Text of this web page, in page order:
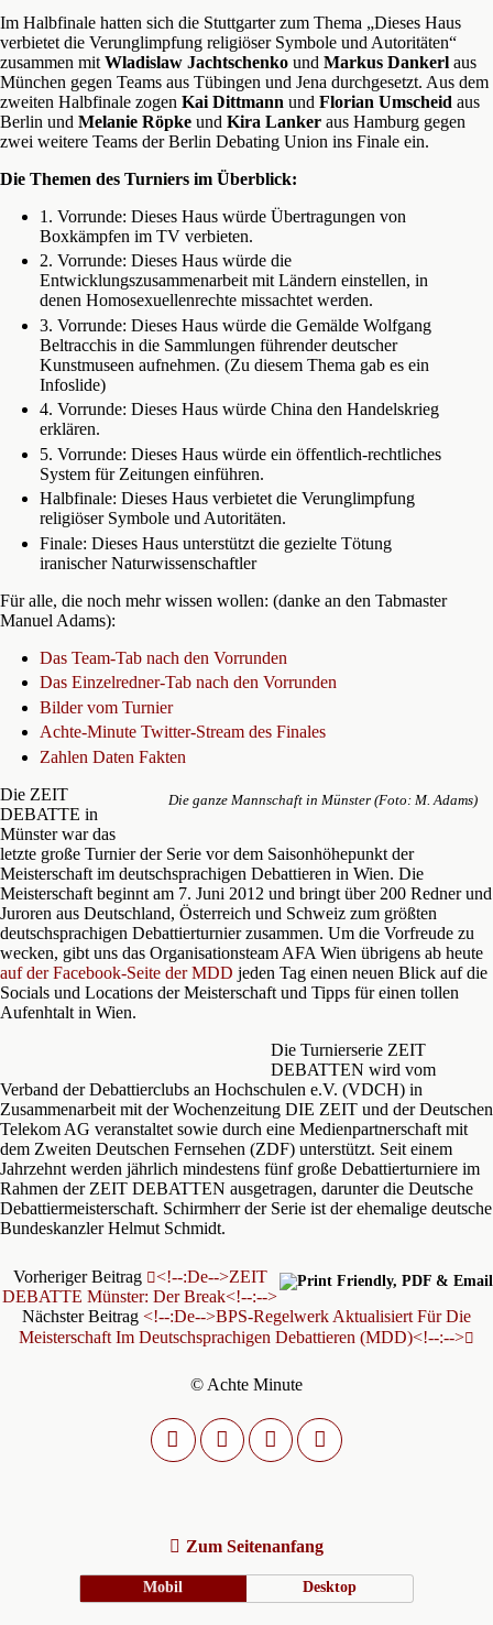
Im Halbfinale hatten sich die Stuttgarter zum Thema „Dieses Haus
verbietet die Verunglimpfung religiöser Symbole und Autoritäten“
zusammen mit Wladislaw Jachtschenko und Markus Dankerl aus
München gegen Teams aus Tübingen und Jena durchgesetzt. Aus dem
zweiten Halbfinale zogen Kai Dittmann und Florian Umscheid aus
Berlin und Melanie Röpke und Kira Lanker aus Hamburg gegen
zwei weitere Teams der Berlin Debating Union ins Finale ein.
Die Themen des Turniers im Überblick:
1. Vorrunde: Dieses Haus würde Übertragungen von
Boxkämpfen im TV verbieten.
2. Vorrunde: Dieses Haus würde die
Entwicklungszusammenarbeit mit Ländern einstellen, in
denen Homosexuellenrechte missachtet werden.
3. Vorrunde: Dieses Haus würde die Gemälde Wolfgang
Beltracchis in die Sammlungen führender deutscher
Kunstmuseen aufnehmen. (Zu diesem Thema gab es ein
Infoslide)
4. Vorrunde: Dieses Haus würde China den Handelskrieg
erklären.
5. Vorrunde: Dieses Haus würde ein öffentlich-rechtliches
System für Zeitungen einführen.
Halbfinale: Dieses Haus verbietet die Verunglimpfung
religiöser Symbole und Autoritäten.
Finale: Dieses Haus unterstützt die gezielte Tötung
iranischer Naturwissenschaftler
Für alle, die noch mehr wissen wollen: (danke an den Tabmaster
Manuel Adams):
Das Team-Tab nach den Vorrunden
Das Einzelredner-Tab nach den Vorrunden
Bilder vom Turnier
Achte-Minute Twitter-Stream des Finales
Zahlen Daten Fakten
Die ganze Mannschaft in Münster (Foto: M. Adams)
Die ZEIT
DEBATTE in
Münster war das
letzte große Turnier der Serie vor dem Saisonhöhepunkt der
Meisterschaft im deutschsprachigen Debattieren in Wien. Die
Meisterschaft beginnt am 7. Juni 2012 und bringt über 200 Redner und
Juroren aus Deutschland, Österreich und Schweiz zum größten
deutschsprachigen Debattierturnier zusammen. Um die Vorfreude zu
wecken, gibt uns das Organisationsteam AFA Wien übrigens ab heute
auf der Facebook-Seite der MDD jeden Tag einen neuen Blick auf die
Socials und Locations der Meisterschaft und Tipps für einen tollen
Aufenhtalt in Wien.
Die Turnierserie ZEIT
DEBATTEN wird vom
Verband der Debattierclubs an Hochschulen e.V. (VDCH) in
Zusammenarbeit mit der Wochenzeitung DIE ZEIT und der Deutschen
Telekom AG veranstaltet sowie durch eine Medienpartnerschaft mit
dem Zweiten Deutschen Fernsehen (ZDF) unterstützt. Seit einem
Jahrzehnt werden jährlich mindestens fünf große Debattierturniere im
Rahmen der ZEIT DEBATTEN ausgetragen, darunter die Deutsche
Debattiermeisterschaft. Schirmherr der Serie ist der ehemalige deutsche
Bundeskanzler Helmut Schmidt.
Vorheriger Beitrag
<!--:de-->ZEIT
DEBATTE Münster: Der Break<!--:-->
Nächster Beitrag <!--:de-->BPS-Regelwerk Aktualisiert Für Die
Meisterschaft Im Deutschsprachigen Debattieren (MDD)<!--:-->
© Achte Minute
Zum Seitenanfang
Mobil Desktop